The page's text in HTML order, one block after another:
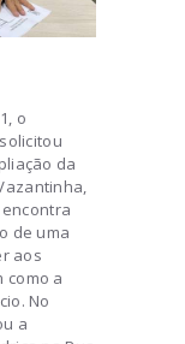
o
da
de uma
aos
como a
No
a